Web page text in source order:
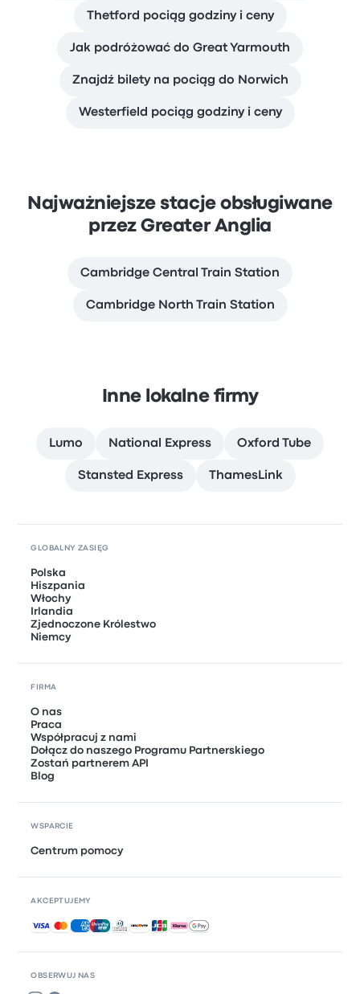
Thetford pociąg godziny i ceny
Jak podróżować do Great Yarmouth
Znajdź bilety na pociąg do Norwich
Westerfield pociąg godziny i ceny
Najważniejsze stacje obsługiwane
przez Greater Anglia
Cambridge Central Train Station
Cambridge North Train Station
Inne lokalne firmy
Lumo National Express Oxford Tube
Stansted Express ThamesLink
OBSERWUJ NAS
GLOBALNY ZASIĘG
Polska
Hiszpania
Włochy
Irlandia
Zjednoczone Królestwo
Niemcy
FIRMA
O nas
Praca
Współpracuj z nami
Dołącz do naszego Programu Partnerskiego
Zostań partnerem API
Blog
WSPARCIE
Centrum pomocy
AKCEPTUJEMY
Akceptowane płatności